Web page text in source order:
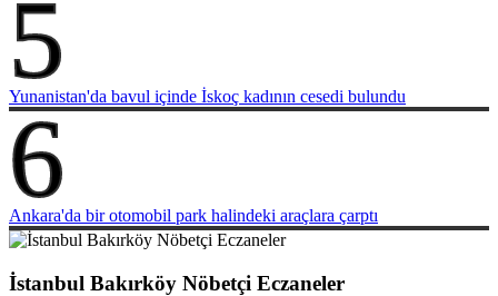
5
Yunanistan'da bavul içinde İskoç kadının cesedi bulundu
6
Ankara'da bir otomobil park halindeki araçlara çarptı
İstanbul Bakırköy Nöbetçi Eczaneler